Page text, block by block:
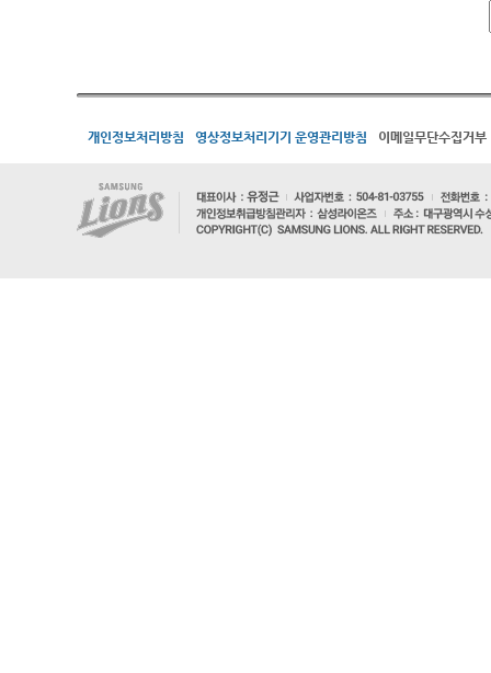
개인정보처리방침 영상정보처리기기 운영관리방침 이메일무단수집거부